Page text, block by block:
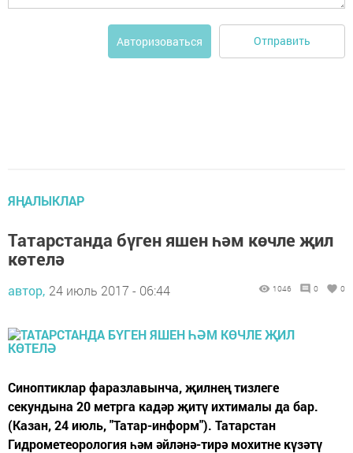
Авторизоваться Отправить
ЯҢАЛЫКЛАР
Татарстанда бүген яшен һәм көчле җил
көтелә
автор, 24 июль 2017 - 06:44 1046 0 0
Синоптиклар фаразлавынча, җилнең тизлеге
секундына 20 метрга кадәр җитү ихтималы да бар.
(Казан, 24 июль, "Татар-информ"). Татарстан
Гидрометеорология һәм әйләнә-тирә мохитне күзәтү